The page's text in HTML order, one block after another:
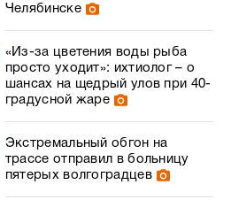
Челябинске
«Из-за цветения воды рыба
просто уходит»: ихтиолог – о
шансах на щедрый улов при 40-
градусной жаре
Экстремальный обгон на
трассе отправил в больницу
пятерых волгоградцев